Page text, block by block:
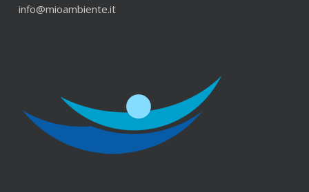
info@mioambiente.it